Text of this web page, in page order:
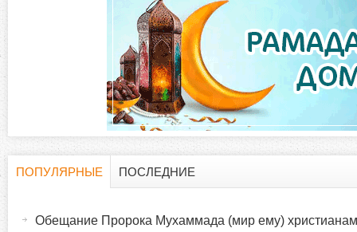
и
ПОПУЛЯРНЫЕ
ПОСЛЕДНИЕ
Обещание Пророка Мухаммада (мир ему) христианам